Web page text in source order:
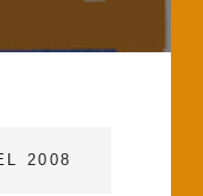
2008